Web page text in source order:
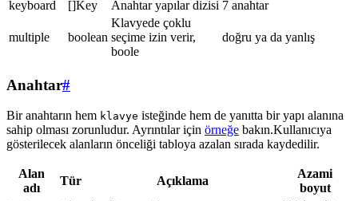
keyboard []Key Anahtar yapılar dizisi 7 anahtar
multiple boolean
Klavyede çoklu
seçime izin verir,
boole
doğru ya da yanlış
Anahtar#
Bir anahtarın hem klavye isteğinde hem de yanıtta bir yapı alanına
sahip olması zorunludur. Ayrıntılar için örneğe bakın.Kullanıcıya
gösterilecek alanların önceliği tabloya azalan sırada kaydedilir.
Alan
adı
Tür Açıklama
Azami
boyut